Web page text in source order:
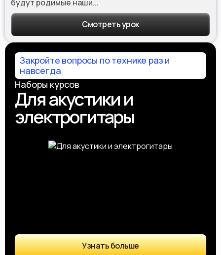
будут родимые наши...
Смотреть урок
Закройте вопросы по технике раз и
навсегда
Наборы курсов
Для акустики и
электрогитары
Узнать больше